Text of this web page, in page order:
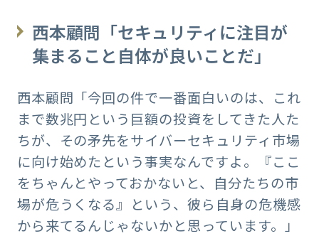
西本顧問「セキュリティに注目が
集まること自体が良いことだ」
西本顧問「今回の件で一番面白いのは、これ
まで数兆円という巨額の投資をしてきた人た
ちが、その矛先をサイバーセキュリティ市場
に向け始めたという事実なんですよ。『ここ
をちゃんとやっておかないと、自分たちの市
場が危うくなる』という、彼ら自身の危機感
から来てるんじゃないかと思っています。」